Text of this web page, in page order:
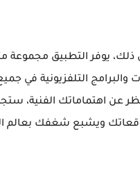
ذلك، يوفر التطبيق مجموعة
التلفزيونية في جميع
عن اهتماماتك الفنية،
ويشبع شغفك بعالم